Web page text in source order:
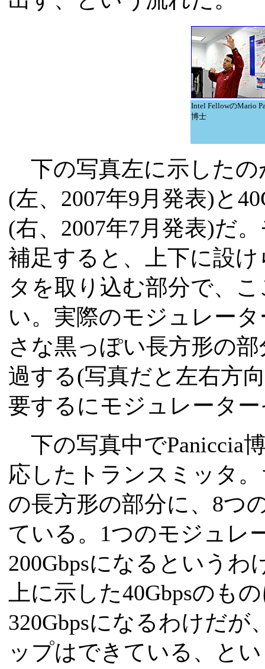
Intel FellowのMario
博士
下の写真左に示したの
(左、2007年9月発表)と
(右、2007年7月発表)だ
補足すると、上下に設
タを取り込む部分で、
い。実際のモジュレー
さな黒っぽい長方形の
過する(写真だと左右方
要するにモジュレータ
下の写真中でPaniccia
応したトランスミッタ
の長方形の部分に、8つ
ている。1つのモジュレ
200Gbpsになるという
上に示した40Gbpsのも
320Gbpsになるわけだが
ップはできている、と